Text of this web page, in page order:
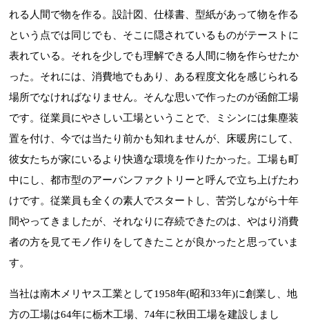
れる人間で物を作る。設計図、仕様書、型紙があって物を作る
という点では同じでも、そこに隠されているものがテーストに
表れている。それを少しでも理解できる人間に物を作らせたか
った。それには、消費地でもあり、ある程度文化を感じられる
場所でなければなりません。そんな思いで作ったのが函館工場
です。従業員にやさしい工場ということで、ミシンには集塵装
置を付け、今では当たり前かも知れませんが、床暖房にして、
彼女たちが家にいるより快適な環境を作りたかった。工場も町
中にし、都市型のアーバンファクトリーと呼んで立ち上げたわ
けです。従業員も全くの素人でスタートし、苦労しながら十年
間やってきましたが、それなりに存続できたのは、やはり消費
者の方を見てモノ作りをしてきたことが良かったと思っていま
す。
当社は南木メリヤス工業として1958年(昭和33年)に創業し、地
方の工場は64年に栃木工場、74年に秋田工場を建設しまし